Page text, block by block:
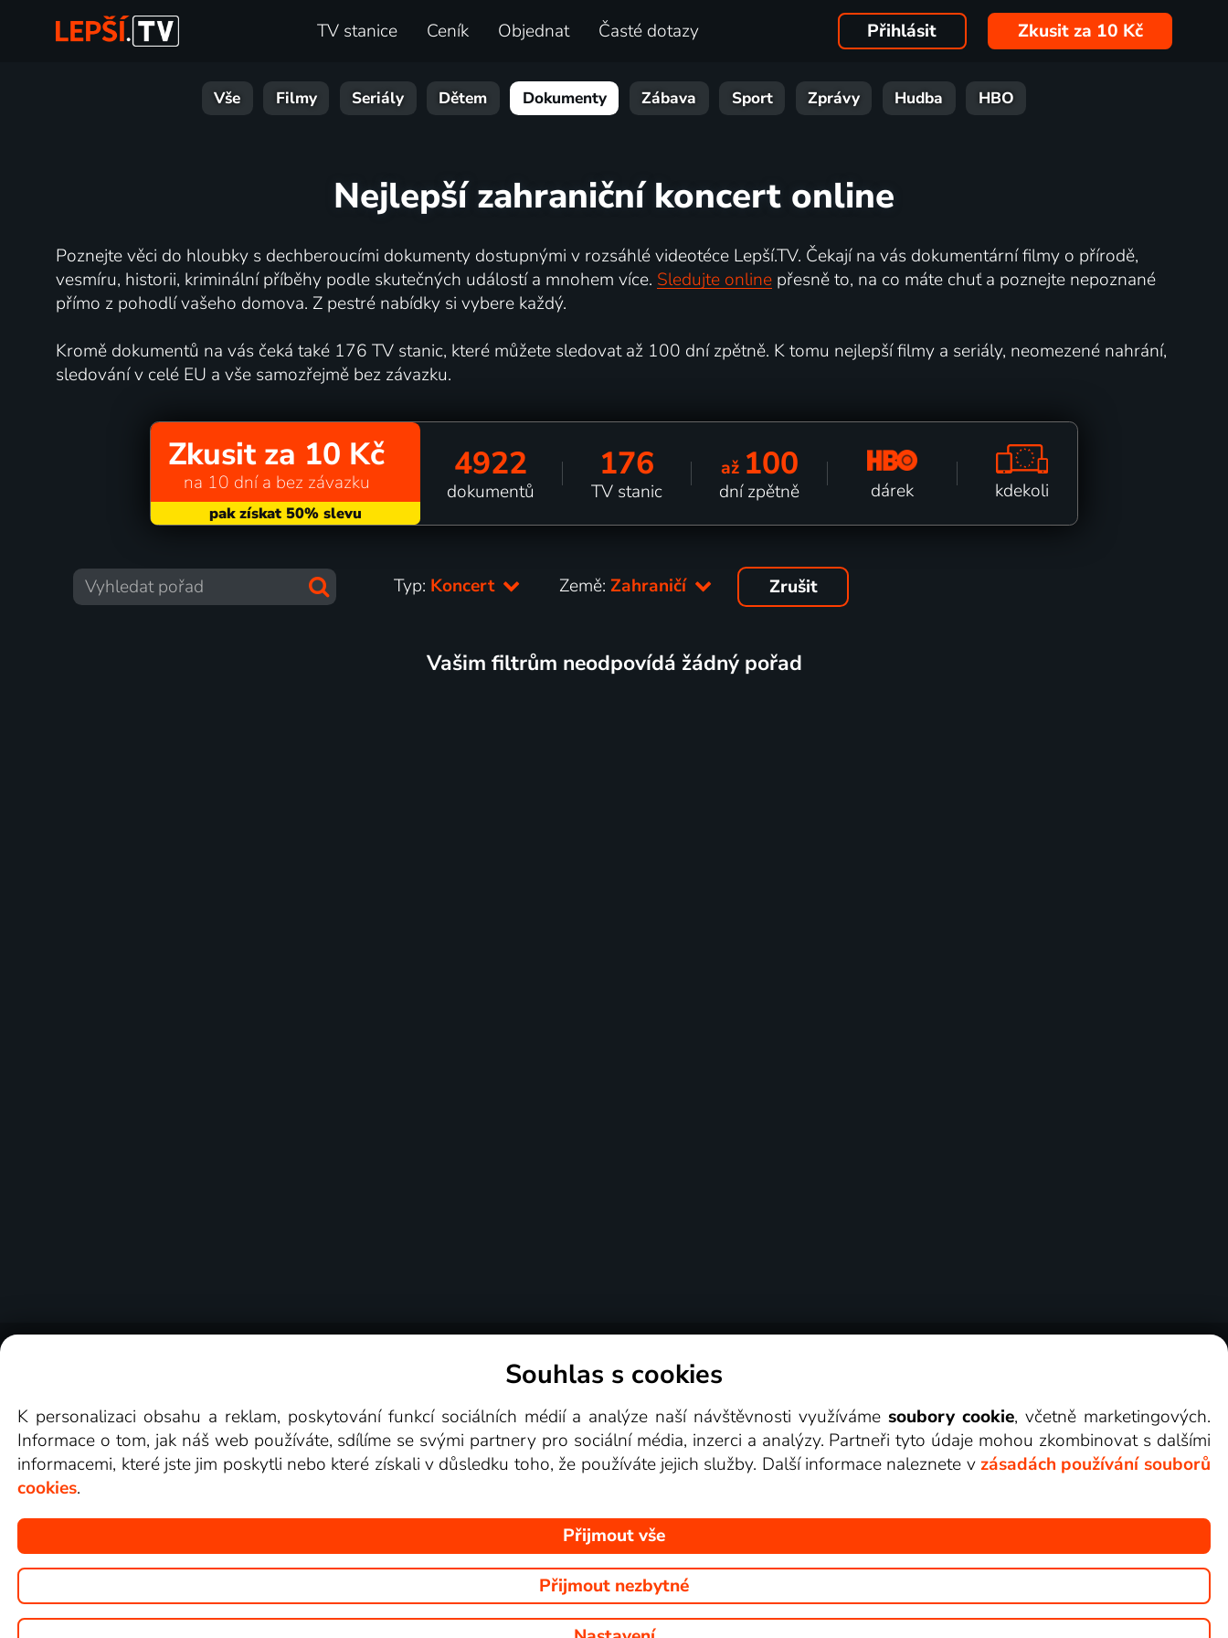
TV stanice Ceník Objednat Časté dotazy Přihlásit Zkusit za 10 Kč
Vše Filmy Seriály Dětem Dokumenty Zábava Sport Zprávy Hudba HBO
Nejlepší zahraniční koncert online
Poznejte věci do hloubky s dechberoucími dokumenty dostupnými v rozsáhlé videotéce Lepší.TV. Čekají na vás dokumentární filmy o přírodě,
vesmíru, historii, kriminální příběhy podle skutečných událostí a mnohem více. Sledujte onlinepřesně to, na co máte chuť a poznejte nepoznané
přímo z pohodlí vašeho domova. Z pestré nabídky si vybere každý.
Kromě dokumentů na vás čeká také 176 TV stanic, které můžete sledovat až 100 dní zpětně. K tomu nejlepší filmy a seriály, neomezené nahrání,
sledování v celé EU a vše samozřejmě bez závazku.
Zkusit za 10 Kč
na 10 dní a bez závazku 4922
dokumentů
176
TV stanic
až 100
dní zpětně dárek kdekoli
Typ: Koncert Země: Zahraničí Zrušit
Vašim filtrům neodpovídá žádný pořad
Videotéka
Copyright © goNET s.r.o. Na tomto webu jsou zobrazovány obrázky z pořadů TV stanic, které můžete sledovat v Lepší.TV.
Souhlas s cookies
K personalizaci obsahu a reklam, poskytování funkcí sociálních médií a analýze naší návštěvnosti využívámesoubory cookie, včetně marketingových.
Informace o tom, jak náš web používáte, sdílíme se svými partnery pro sociální média, inzerci a analýzy. Partneři tyto údaje mohou zkombinovat s dalšími
informacemi, které jste jim poskytli nebo které získali v důsledku toho, že používáte jejich služby. Další informace naleznete v zásadách používání souborů
cookies.
Přijmout vše
Přijmout nezbytné